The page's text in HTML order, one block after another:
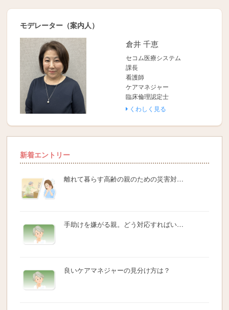
モデレーター（案内人）
倉井 千恵
セコム医療システム
課長
看護師
ケアマネジャー
臨床倫理認定士
くわしく見る
新着エントリー
離れて暮らす高齢の親のための災害対…
手助けを嫌がる親。どう対応すればい…
良いケアマネジャーの見分け方は？